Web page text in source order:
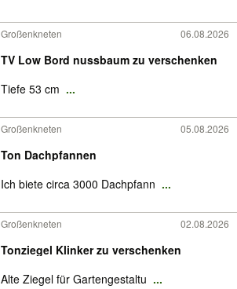
Großenkneten 06.08.2026
TV Low Bord nussbaum zu verschenken
Tiefe 53 cm ...
Großenkneten 05.08.2026
Ton Dachpfannen
Ich biete circa 3000 Dachpfann ...
Großenkneten 02.08.2026
Tonziegel Klinker zu verschenken
Alte Ziegel für Gartengestaltu ...